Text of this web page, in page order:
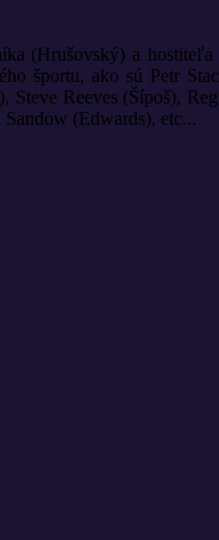
(Hrušovský) a
športu, ako sú Petr
Reeves (Šípoš),
(Edwards), etc...